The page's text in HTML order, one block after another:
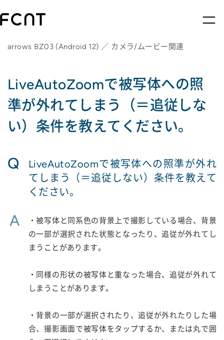
arrows BZ03 (Android 12) ／ カメラ/ムービー関連
LiveAutoZoomで被写体への照
準が外れてしまう（＝追従しな
い）条件を教えてください。
Q
LiveAutoZoomで被写体への照準が外れ
てしまう（＝追従しない）条件を教えて
ください。
A
・被写体と同系色の背景上で撮影している場合、背景
の一部が選択された状態となったり、追従が外れてし
まうことがあります。
・同様の形状の被写体と重なった場合、追従が外れて
しまうことがあります。
・背景の一部が選択されたり、追従が外れたりした場
合、撮影画面で被写体をタップするか、または丸で囲